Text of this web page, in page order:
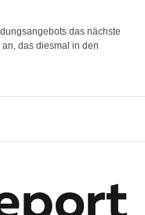
das nächste
das diesmal in den